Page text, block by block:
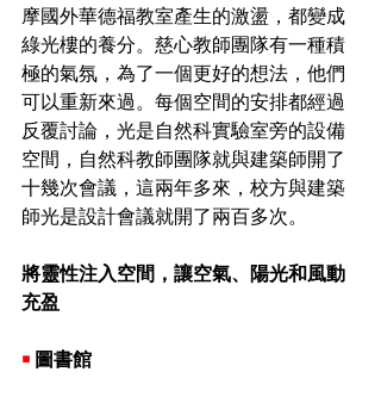
摩國外華德福教室產生的激盪，都變成
綠光樓的養分。慈心教師團隊有一種積
極的氣氛，為了一個更好的想法，他們
可以重新來過。每個空間的安排都經過
反覆討論，光是自然科實驗室旁的設備
空間，自然科教師團隊就與建築師開了
十幾次會議，這兩年多來，校方與建築
師光是設計會議就開了兩百多次。
將靈性注入空間，讓空氣、陽光和風動
充盈
￭ 圖書館